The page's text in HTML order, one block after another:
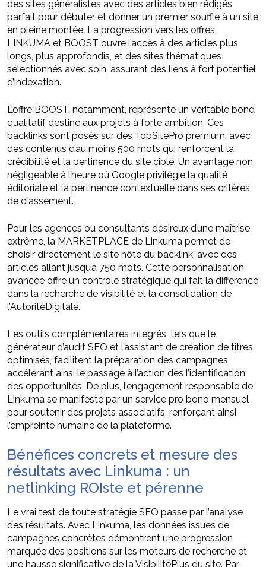
des sites généralistes avec des articles bien rédigés,
parfait pour débuter et donner un premier souffle à un site
en pleine montée. La progression vers les offres
LINKUMA et BOOST ouvre l’accès à des articles plus
longs, plus approfondis, et des sites thématiques
sélectionnés avec soin, assurant des liens à fort potentiel
d’indexation.
L’offre BOOST, notamment, représente un véritable bond
qualitatif destiné aux projets à forte ambition. Ces
backlinks sont posés sur des TopSitePro premium, avec
des contenus d’au moins 500 mots qui renforcent la
crédibilité et la pertinence du site ciblé. Un avantage non
négligeable à l’heure où Google privilégie la qualité
éditoriale et la pertinence contextuelle dans ses critères
de classement.
Pour les agences ou consultants désireux d’une maîtrise
extrême, la MARKETPLACE de Linkuma permet de
choisir directement le site hôte du backlink, avec des
articles allant jusqu’à 750 mots. Cette personnalisation
avancée offre un contrôle stratégique qui fait la différence
dans la recherche de visibilité et la consolidation de
l’AutoritéDigitale.
Les outils complémentaires intégrés, tels que le
générateur d’audit SEO et l’assistant de création de titres
optimisés, facilitent la préparation des campagnes,
accélérant ainsi le passage à l’action dès l’identification
des opportunités. De plus, l’engagement responsable de
Linkuma se manifeste par un service pro bono mensuel
pour soutenir des projets associatifs, renforçant ainsi
l’empreinte humaine de la plateforme.
Bénéfices concrets et mesure des
résultats avec Linkuma : un
netlinking ROIste et pérenne
Le vrai test de toute stratégie SEO passe par l’analyse
des résultats. Avec Linkuma, les données issues de
campagnes concrètes démontrent une progression
marquée des positions sur les moteurs de recherche et
une hausse significative de la VisibilitéPlus du site. Par